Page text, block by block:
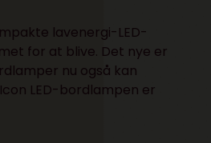
lavenergi-LED-
for at blive. Det nye er
nu også kan
LED-bordlampen er